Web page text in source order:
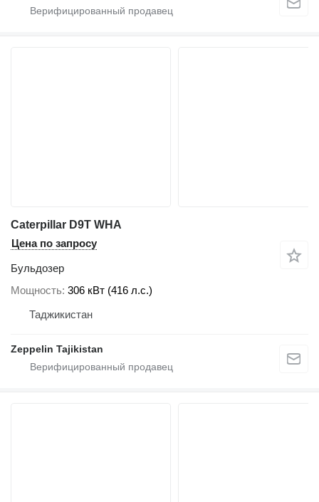
Caterpillar D9T WHA
Цена по запросу
Бульдозер
Мощность 306 кВт (416 л.с.)
Таджикистан
Zeppelin Tajikistan